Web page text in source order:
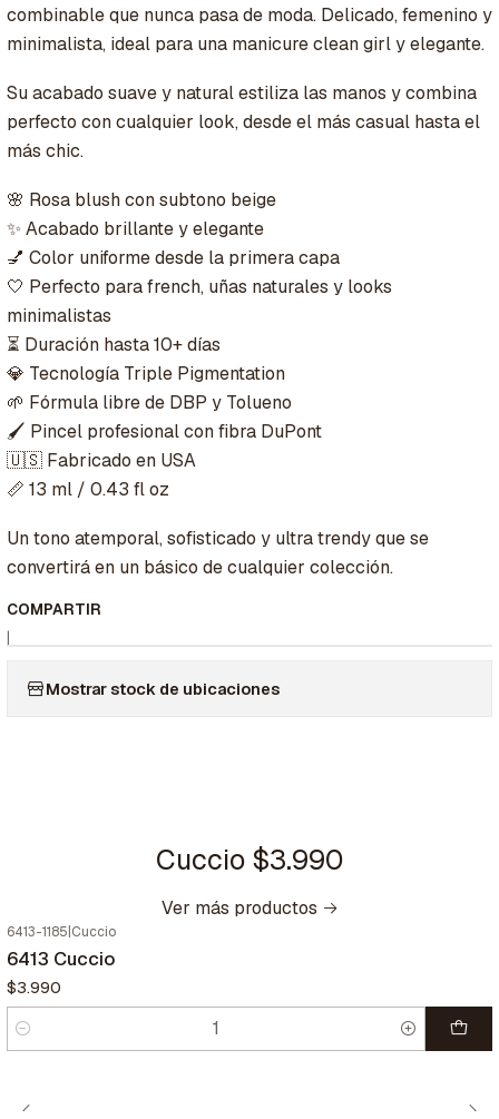
combinable que nunca pasa de moda. Delicado, femenino y
minimalista, ideal para una manicure clean girl y elegante.
Su acabado suave y natural estiliza las manos y combina
perfecto con cualquier look, desde el más casual hasta el
más chic.
🌸 Rosa blush con subtono beige
✨ Acabado brillante y elegante
💅 Color uniforme desde la primera capa
🤍 Perfecto para french, uñas naturales y looks
minimalistas
⏳ Duración hasta 10+ días
💎 Tecnología Triple Pigmentation
🌱 Fórmula libre de DBP y Tolueno
🖌️ Pincel profesional con fibra DuPont
🇺🇸 Fabricado en USA
📏 13 ml / 0.43 fl oz
Un tono atemporal, sofisticado y ultra trendy que se
convertirá en un básico de cualquier colección.
COMPARTIR
|
Mostrar stock de ubicaciones
Cuccio $3.990
Ver más productos
6413-1185 Cuccio
6413 Cuccio
$3.990
Cantidad